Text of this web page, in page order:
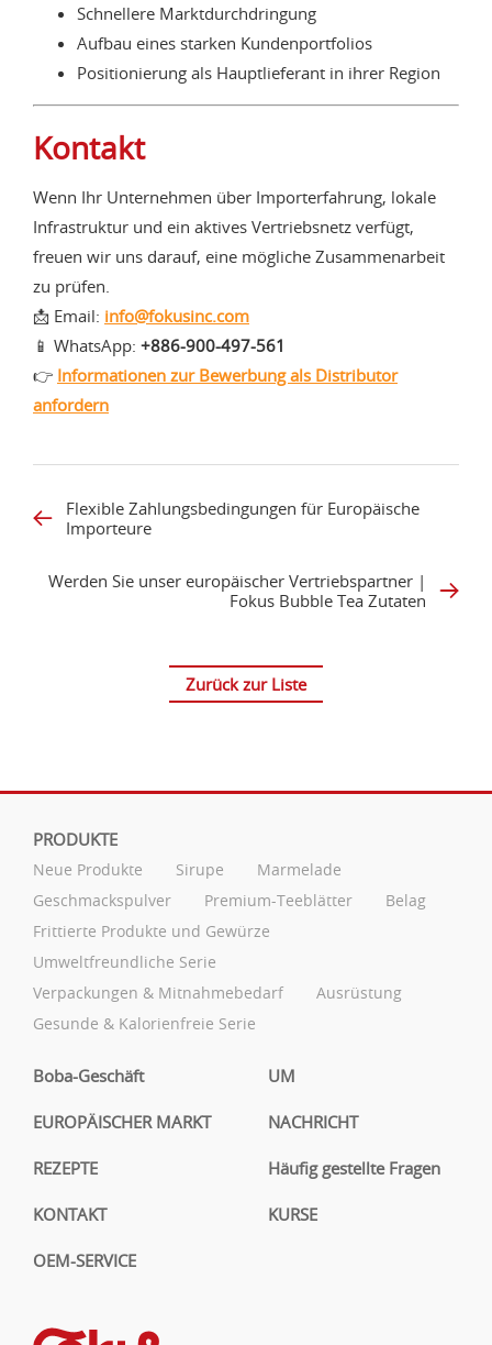
Schnellere Marktdurchdringung
Aufbau eines starken Kundenportfolios
Positionierung als Hauptlieferant in ihrer Region
Kontakt
Wenn Ihr Unternehmen über Importerfahrung, lokale
Infrastruktur und ein aktives Vertriebsnetz verfügt,
freuen wir uns darauf, eine mögliche Zusammenarbeit
zu prüfen.
📩 Email: info@fokusinc.com
📱 WhatsApp: +886-900-497-561
👉 Informationen zur Bewerbung als Distributor
anfordern
Flexible Zahlungsbedingungen für Europäische
Importeure
Werden Sie unser europäischer Vertriebspartner |
Fokus Bubble Tea Zutaten
Zurück zur Liste
PRODUKTE
Neue Produkte Sirupe
Marmelade
Geschmackspulver
Premium-Teeblätter
Belag
Frittierte Produkte und Gewürze
Umweltfreundliche Serie
Verpackungen & Mitnahmebedarf
Ausrüstung
Gesunde & Kalorienfreie Serie
Boba-Geschäft UM
EUROPÄISCHER MARKT NACHRICHT
REZEPTE Häufig gestellte Fragen
KONTAKT KURSE
OEM-SERVICE